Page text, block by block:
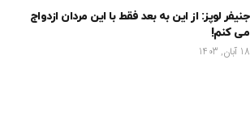
جنیفر لوپز: از این به بعد فقط با این مردان ازدواج
می کنم!
18 آبان, 1403